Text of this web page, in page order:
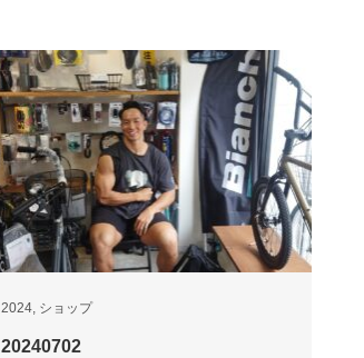
2024, ショップ
20240702